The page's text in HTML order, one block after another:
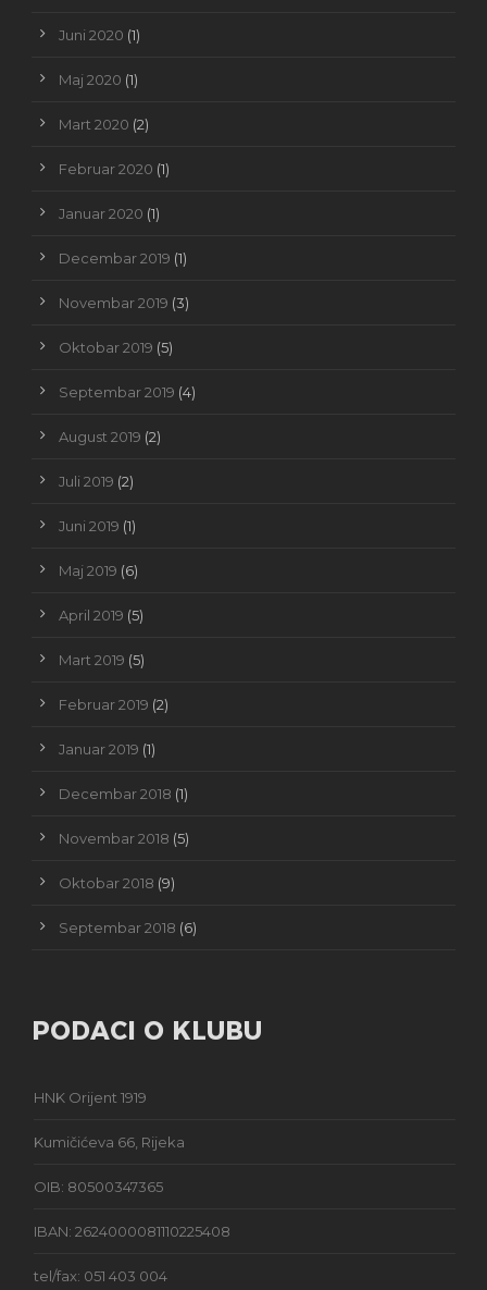
Juni 2020 (1)
Maj 2020 (1)
Mart 2020 (2)
Februar 2020 (1)
Januar 2020 (1)
Decembar 2019 (1)
Novembar 2019 (3)
Oktobar 2019 (5)
Septembar 2019 (4)
August 2019 (2)
Juli 2019 (2)
Juni 2019 (1)
Maj 2019 (6)
April 2019 (5)
Mart 2019 (5)
Februar 2019 (2)
Januar 2019 (1)
Decembar 2018 (1)
Novembar 2018 (5)
Oktobar 2018 (9)
Septembar 2018 (6)
PODACI O KLUBU
HNK Orijent 1919
Kumičićeva 66, Rijeka
OIB: 80500347365
IBAN: 2624000081110225408
tel/fax: 051 403 004